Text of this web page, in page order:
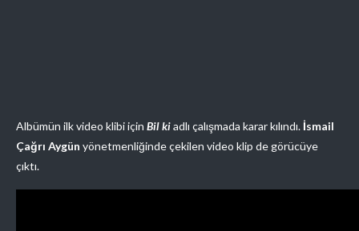
Albümün ilk video klibi için Bil kiadlı çalışmada karar kılındı. İsmail
Çağrı Aygün yönetmenliğinde çekilen video klip de görücüye
çıktı.